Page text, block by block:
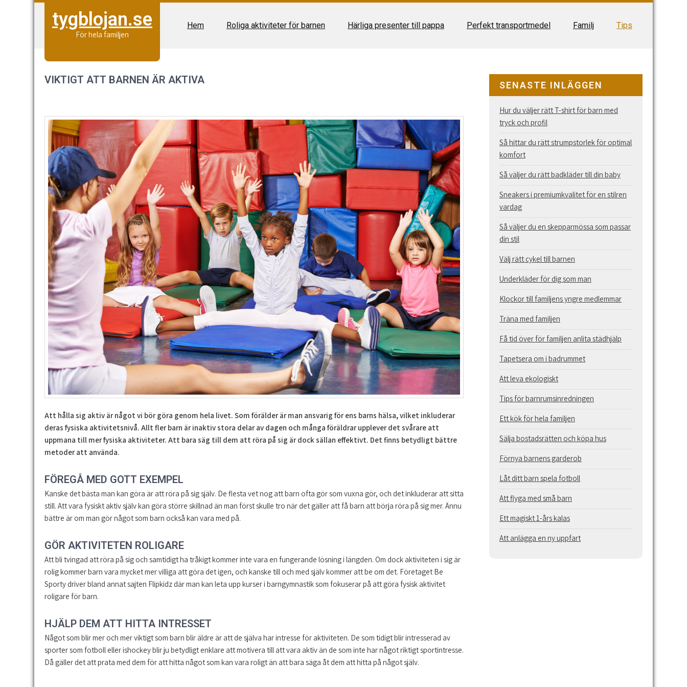
tygblojan.se
För hela familjen
Hem Roliga aktiviteter för barnen Härliga presenter till pappa Perfekt transportmedel Familj Tips
VIKTIGT ATT BARNEN ÄR AKTIVA
Att hålla sig aktiv är något vi bör göra genom hela livet. Som förälder är man ansvarig för ens barns hälsa, vilket inkluderar
deras fysiska aktivitetsnivå. Allt fler barn är inaktiv stora delar av dagen och många föräldrar upplever det svårare att
uppmana till mer fysiska aktiviteter. Att bara säg till dem att röra på sig är dock sällan effektivt. Det finns betydligt bättre
metoder att använda.
FÖREGÅ MED GOTT EXEMPEL
Kanske det bästa man kan göra är att röra på sig själv. De flesta vet nog att barn ofta gör som vuxna gör, och det inkluderar att sitta
still. Att vara fysiskt aktiv själv kan göra större skillnad än man först skulle tro när det gäller att få barn att börja röra på sig mer. Ännu
bättre är om man gör något som barn också kan vara med på.
GÖR AKTIVITETEN ROLIGARE
Att bli tvingad att röra på sig och samtidigt ha tråkigt kommer inte vara en fungerande lösning i längden. Om dock aktiviteten i sig är
rolig kommer barn vara mycket mer villiga att göra det igen, och kanske till och med själv kommer att be om det. Företaget Be
Sporty driver bland annat sajten Flipkidz där man kan leta upp kurser i barngymnastik som fokuserar på att göra fysisk aktivitet
roligare för barn.
HJÄLP DEM ATT HITTA INTRESSET
Något som blir mer och mer viktigt som barn blir äldre är att de själva har intresse för aktiviteten. De som tidigt blir intresserad av
sporter som fotboll eller ishockey blir ju betydligt enklare att motivera till att vara aktiv än de som inte har något riktigt sportintresse.
Då gäller det att prata med dem för att hitta något som kan vara roligt än att bara säga åt dem att hitta på något själv.
SENASTE INLÄGGEN
Hur du väljer rätt T-shirt för barn med
tryck och profil
Så hittar du rätt strumpstorlek för optimal
komfort
Så väljer du rätt badkläder till din baby
Sneakers i premiumkvalitet för en stilren
vardag
Så väljer du en skepparmössa som passar
din stil
Välj rätt cykel till barnen
Underkläder för dig som man
Klockor till familjens yngre medlemmar
Träna med familjen
Få tid över för familjen anlita städhjälp
Tapetsera om i badrummet
Att leva ekologiskt
Tips för barnrumsinredningen
Ett kök för hela familjen
Sälja bostadsrätten och köpa hus
Förnya barnens garderob
Låt ditt barn spela fotboll
Att flyga med små barn
Ett magiskt 1-års kalas
Att anlägga en ny uppfart